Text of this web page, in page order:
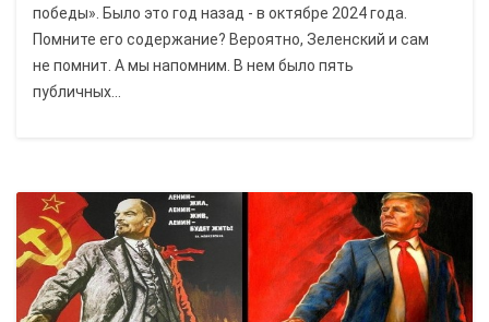
победы». Было это год назад - в октябре 2024 года.
Помните его содержание? Вероятно, Зеленский и сам
не помнит. А мы напомним. В нем было пять
публичных...